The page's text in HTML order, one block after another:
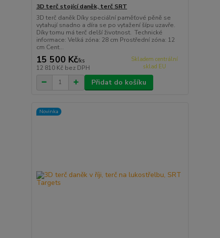
3D terč stojící daněk, terč SRT
3D terč daněk Díky speciální paměťové pěně se
vytahují snadno a díra se po vytažení šípu uzavře.
Díky tomu má terč delší životnost. Technické
informace: Velká zóna: 28 cm Prostřední zóna: 12
cm Cent...
15 500 Kč/ks
12 810 Kč bez DPH
Skladem centrální
sklad EU
Přidat do košíku
Novinka